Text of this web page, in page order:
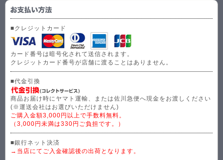
■クレジットカード
カード番号は暗号化されて送信されます。
クレジットカード番号が店舗に渡ることはありません。
■代金引換
商品お届け時にヤマト運輸、または佐川急便へ現金をお渡しください
(※運送会社はお選びいただけません)
ご購入金額3,000円以上で手数料無料。
（3,000円未満は330円ご負担です。）
■銀行ネット決済
→当店にてご入金確認後の出荷となります。